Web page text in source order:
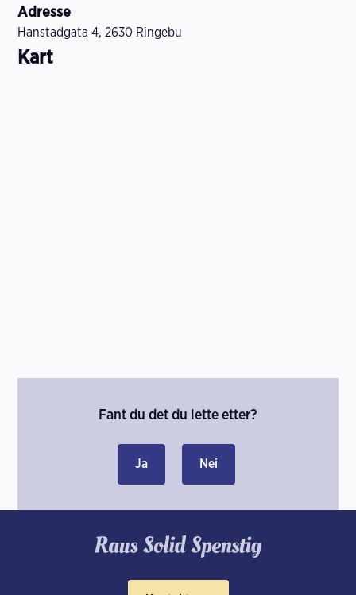
Adresse
Hanstadgata 4, 2630 Ringebu
Kart
Fant du det du lette etter?
Ja Nei